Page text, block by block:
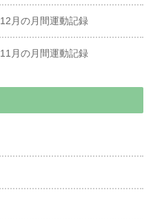
月の月間運動記録
月の月間運動記録